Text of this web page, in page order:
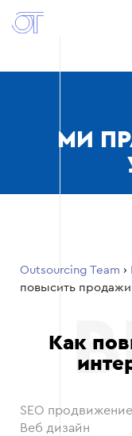
МИ
Outsourcing Team ›
повысить продажи
Как
SEO продвижение
Веб дизайн